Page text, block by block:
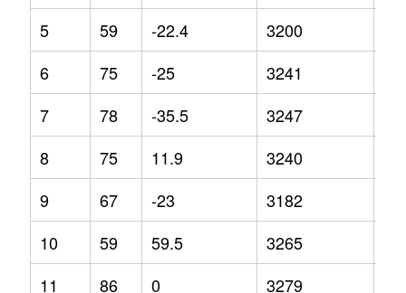
5
59 -22.4 3200
6
75 -25 3241
7
78 -35.5 3247
8
75 11.9 3240
9
67 -23 3182
10
59 59.5 3265
11
86 0 3279